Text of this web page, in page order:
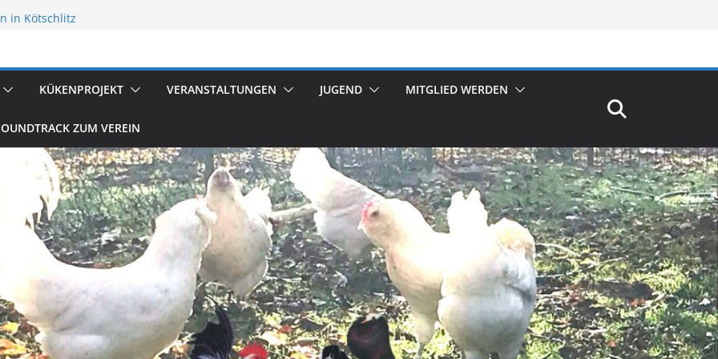
KÜKENPROJEKT VERANSTALTUNGEN JUGEND MITGLIED WERDEN
ZUM VEREIN